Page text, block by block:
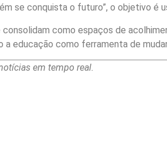
se conquista o futuro”, o objetivo é
consolidam como espaços de
educação como ferramenta de
em tempo real.